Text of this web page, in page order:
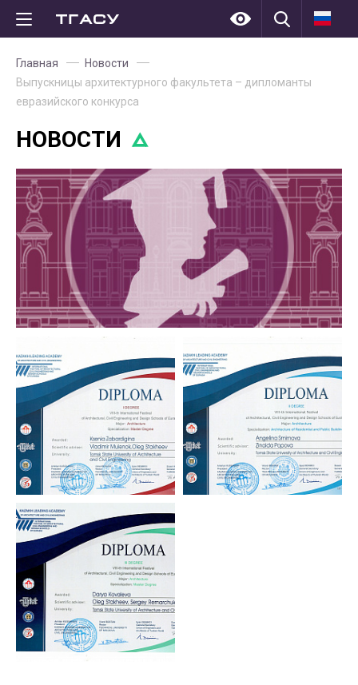
Главная
Новости
Выпускницы архитектурного факультета – дипломанты
евразийского конкурса
НОВОСТИ